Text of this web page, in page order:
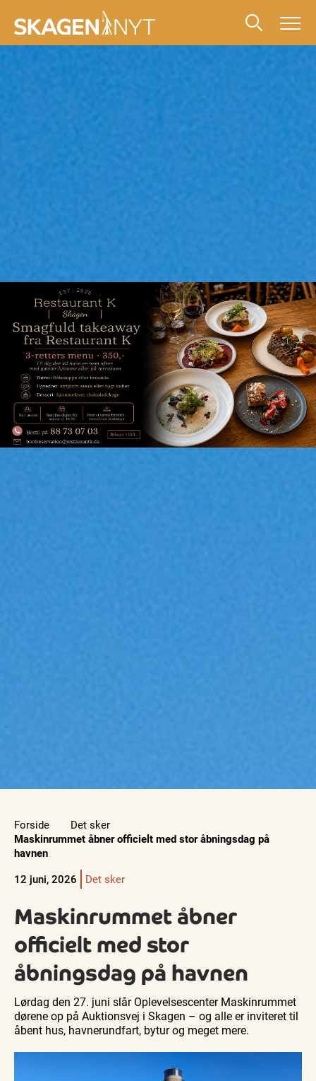
Forside
Det sker
Maskinrummet åbner officielt med stor åbningsdag på
havnen
12 juni, 2026
Det sker
Maskinrummet åbner
officielt med stor
åbningsdag på havnen
Lørdag den 27. juni slår Oplevelsescenter Maskinrummet
dørene op på Auktionsvej i Skagen – og alle er inviteret til
åbent hus, havnerundfart, bytur og meget mere.